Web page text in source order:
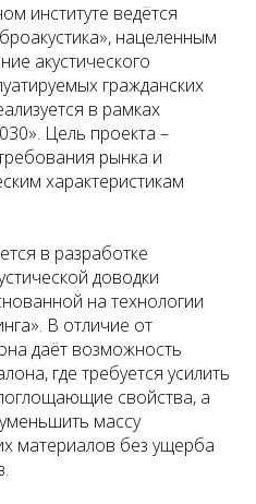
институте ведётся
нацеленным
акустического
гражданских
в рамках
Цель проекта –
рынка и
характеристикам
в разработке
доводки
на технологии
В отличие от
даёт возможность
где требуется усилить
свойства, а
массу
материалов без ущерба